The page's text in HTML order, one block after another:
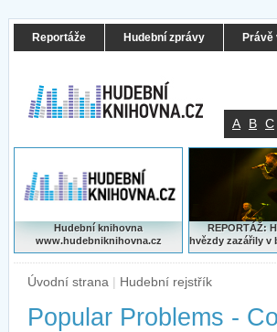
Reportáže Hudební zprávy Právě
A B C
Hudební knihovna
www.hudebniknihovna.cz
REPORTÁŽ:
hvězdy zazářily v
Úvodní strana | Hudební rejstřík
Popular Problems -